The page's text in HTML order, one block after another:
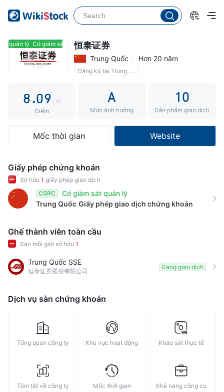
quản lý Có giám sát quản lý恒泰证券
Trung Quốc Hơn 20 năm
Đăng ký tại Trung Quốc
3
5
6
8.0
1
2
4
5
6
8
9
4
6
7
9 /10
Điểm
A
Mức ảnh hưởng
10
Sản phẩm giao dịch
Mốc thời gian Website
Giấy phép chứng khoán
Sở hữu 1 giấy phép giao dịch
CSRC
Có giám sát quản lý
Trung Quốc Giấy phép giao dịch chứng khoán
Ghế thành viên toàn cầu
Sàn môi giới sở hữu 1
Trung Quốc SSE
恒泰证券股份有限公司
Đang giao dịch
Dịch vụ sàn chứng khoán
Tổng quan công ty Khu vực hoạt động Khảo sát thực tế
Tóm tắt về công ty Mốc thời gian Khả năng công cụ